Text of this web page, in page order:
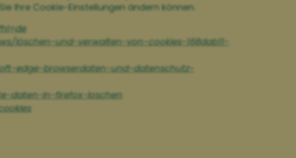
Ihre Cookie-Einstellungen ändern können.
löschen-und-verwalten-von-cookies-168dab11-
edge-browserdaten-und-datenschutz-
daten-in-firefox-loschen